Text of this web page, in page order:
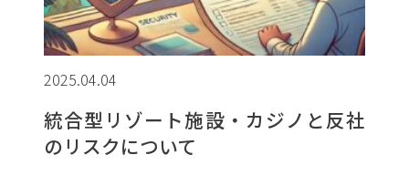
2025.04.04
統合型リゾート施設・カジノと反社
のリスクについて